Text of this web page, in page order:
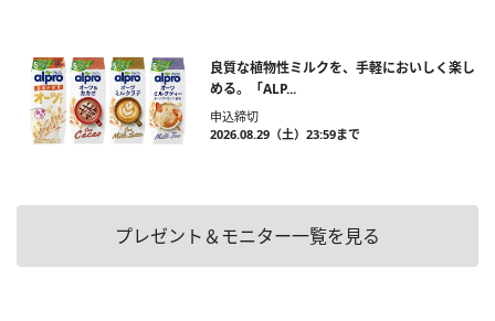
良質な植物性ミルクを、手軽においしく楽し
める。「ALP...
申込締切
2026.08.29（土）23:59まで
プレゼント＆モニター一覧を見る